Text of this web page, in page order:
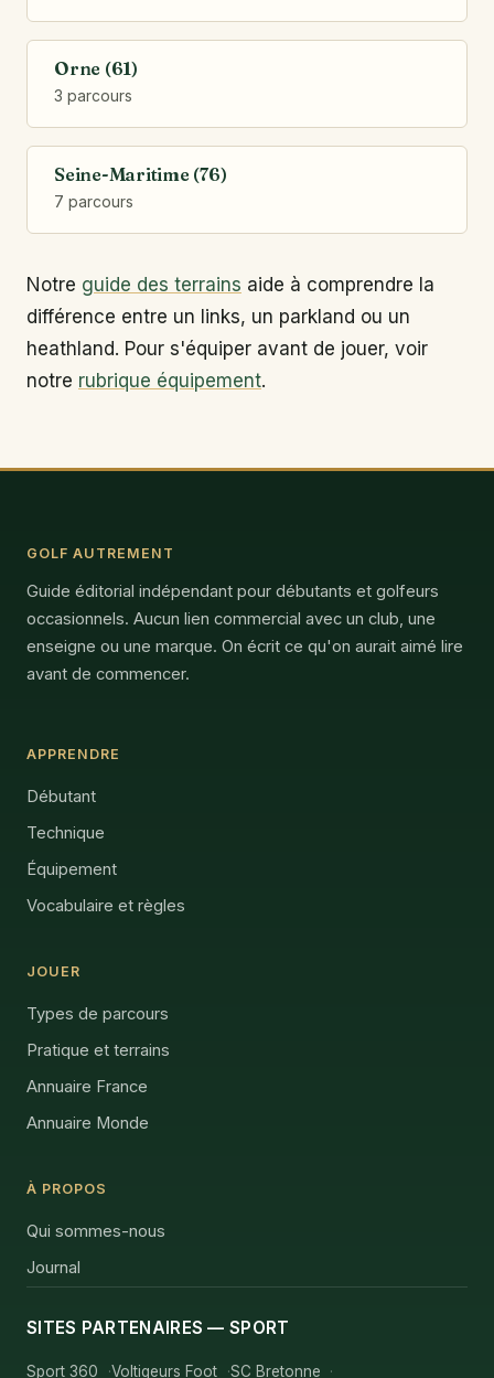
Orne (61)
3 parcours
Seine-Maritime (76)
7 parcours
Notre guide des terrains aide à comprendre la
différence entre un links, un parkland ou un
heathland. Pour s'équiper avant de jouer, voir
notre rubrique équipement.
GOLF AUTREMENT
Guide éditorial indépendant pour débutants et golfeurs
occasionnels. Aucun lien commercial avec un club, une
enseigne ou une marque. On écrit ce qu'on aurait aimé lire
avant de commencer.
APPRENDRE
Débutant
Technique
Équipement
Vocabulaire et règles
JOUER
Types de parcours
Pratique et terrains
Annuaire France
Annuaire Monde
À PROPOS
Qui sommes-nous
Journal
SITES PARTENAIRES — SPORT
Sport 360 Voltigeurs Foot SC Bretonne